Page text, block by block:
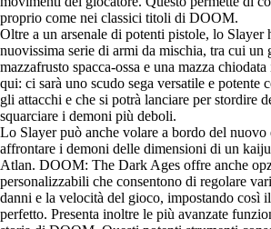
proprio come nei classici titoli di DOOM.
Oltre a un arsenale di potenti pistole, lo Slayer
nuovissima serie di armi da mischia, tra cui un
mazzafrusto spacca-ossa e una mazza
qui: ci sarà uno scudo sega versatile e potente
gli attacchi e che si potrà lanciare per stordire
squarciare i demoni più deboli.
Lo Slayer può anche volare a bordo del nuovo
affrontare i demoni delle dimensioni di un
Atlan. DOOM: The Dark Ages offre anche
personalizzabili che consentono di regolare
danni e la velocità del gioco, impostando così
perfetto. Presenta inoltre le più avanzate